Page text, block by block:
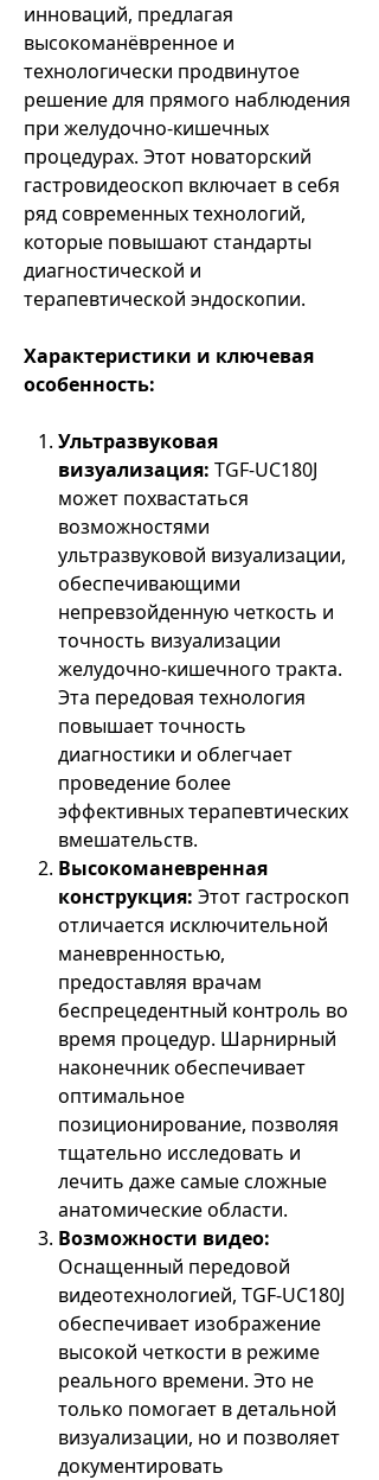
инноваций, предлагая
высокоманёвренное и
технологически продвинутое
решение для прямого наблюдения
при желудочно-кишечных
процедурах. Этот новаторский
гастровидеоскоп включает в себя
ряд современных технологий,
которые повышают стандарты
диагностической и
терапевтической эндоскопии.
Характеристики и ключевая
особенность:
Ультразвуковая
визуализация: TGF-UC180J
может похвастаться
возможностями
ультразвуковой визуализации,
обеспечивающими
непревзойденную четкость и
точность визуализации
желудочно-кишечного тракта.
Эта передовая технология
повышает точность
диагностики и облегчает
проведение более
эффективных терапевтических
вмешательств.
Высокоманевренная
конструкция: Этот гастроскоп
отличается исключительной
маневренностью,
предоставляя врачам
беспрецедентный контроль во
время процедур. Шарнирный
наконечник обеспечивает
оптимальное
позиционирование, позволяя
тщательно исследовать и
лечить даже самые сложные
анатомические области.
Возможности видео:
Оснащенный передовой
видеотехнологией, TGF-UC180J
обеспечивает изображение
высокой четкости в режиме
реального времени. Это не
только помогает в детальной
визуализации, но и позволяет
документировать